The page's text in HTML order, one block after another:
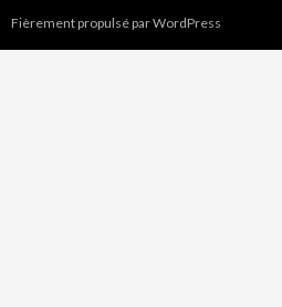
Fièrement propulsé par WordPress